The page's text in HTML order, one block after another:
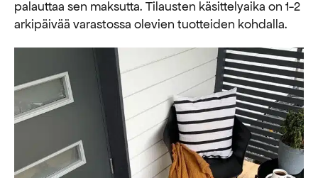
palauttaa sen maksutta. ​​Tilausten käsittelyaika on 1-2
arkipäivää varastossa olevien tuotteiden kohdalla.